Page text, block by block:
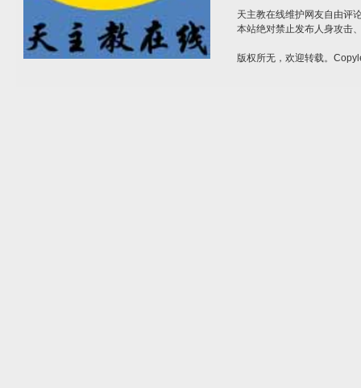
天主教在线维护网友自由评
本站绝对禁止发布人身攻击
版权所无，欢迎转载。